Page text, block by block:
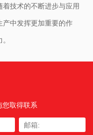
技术的不断进步与应用
中发挥更加重要的作
您取得联系